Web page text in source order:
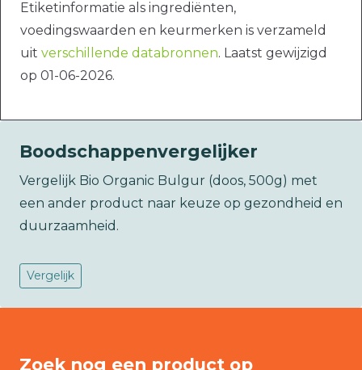
Etiketinformatie als ingrediënten,
voedingswaarden en keurmerken is verzameld
uit verschillende databronnen. Laatst gewijzigd
op 01-06-2026.
Boodschappenvergelijker
Vergelijk Bio Organic Bulgur (doos, 500g) met
een ander product naar keuze op gezondheid en
duurzaamheid.
Vergelijk
Zoek nog een product op